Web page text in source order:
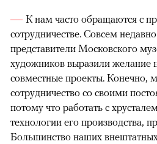
К нам часто обращаются с
сотрудничестве. Совсем
представители Московского
художников выразили желание
совместные проекты. Конечно,
сотрудничество со своими
потому что работать с
технологии его производства,
Большинство наших